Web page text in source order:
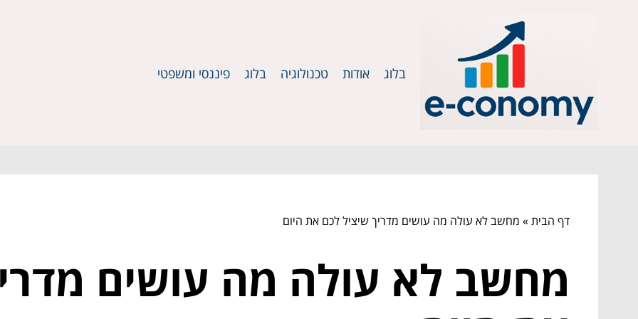
בלוג אודות טכנולוגיה בלוג פיננסי ומשפטי
דף הבית» מחשב לא עולה מה עושים מדריך שיציל לכם את היום
מחשב לא עולה מה עושים